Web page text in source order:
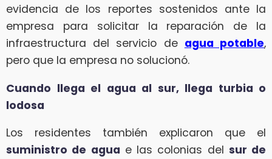
evidencia de los reportes sostenidos ante la
empresa para solicitar la reparación de la
infraestructura del servicio de agua potable,
pero que la empresa no solucionó.
Cuando llega el agua al sur, llega turbia o
lodosa
Los residentes también explicaron que el
suministro de agua e las colonias del sur de